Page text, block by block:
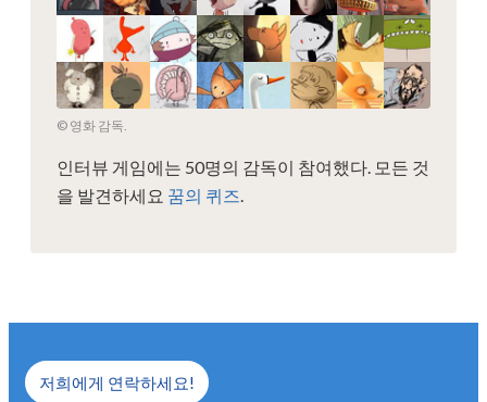
© 영화 감독.
인터뷰 게임에는 50명의 감독이 참여했다. 모든 것
을 발견하세요 꿈의 퀴즈
저희에게 연락하세요!